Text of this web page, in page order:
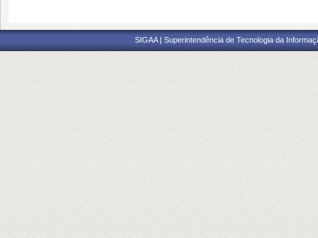
SIGAA | Superintendência de Tecnologia da